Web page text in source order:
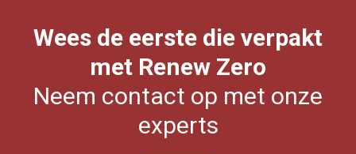
Wees de eerste die verpakt
met Renew Zero
Neem contact op met onze
experts